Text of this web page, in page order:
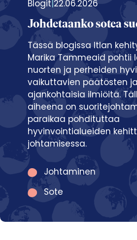
Blogit|22.06.2026
Johdetaanko sotea
Tässä blogissa Itlan
Marika Tammeaid pohtii
nuorten ja perheiden
vaikuttavien päätösten
ajankohtaisia ilmiöitä.
aiheena on
paraikaa pohdituttaa
hyvinvointialueiden
johtamisessa.
Johtaminen
Sote